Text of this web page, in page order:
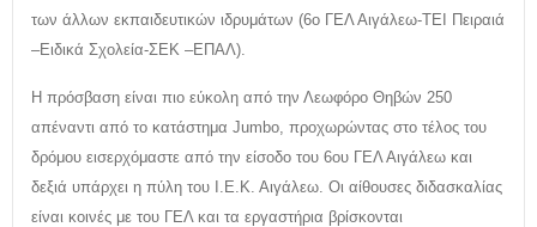
των άλλων εκπαιδευτικών ιδρυμάτων (6ο ΓΕΛ Αιγάλεω-ΤΕΙ Πειραιά
–Ειδικά Σχολεία-ΣΕΚ –ΕΠΑΛ).
Η πρόσβαση είναι πιο εύκολη από την Λεωφόρο Θηβών 250
απέναντι από το κατάστημα Jumbo, προχωρώντας στο τέλος του
δρόμου εισερχόμαστε από την είσοδο του 6ου ΓΕΛ Αιγάλεω και
δεξιά υπάρχει η πύλη του Ι.Ε.Κ. Αιγάλεω. Οι αίθουσες διδασκαλίας
είναι κοινές με του ΓΕΛ και τα εργαστήρια βρίσκονται